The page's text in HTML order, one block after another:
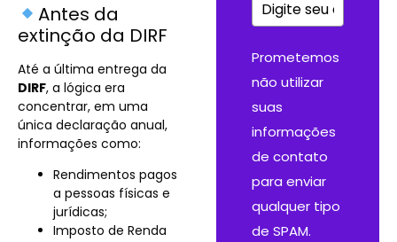
Antes da
extinção da DIRF
Até a última entrega da
DIRF, a lógica era
concentrar, em uma
única declaração anual,
informações como:
Rendimentos pagos
a pessoas físicas e
jurídicas;
Imposto de Renda
Prometemos
não utilizar
suas
informações
de contato
para enviar
qualquer tipo
de SPAM.